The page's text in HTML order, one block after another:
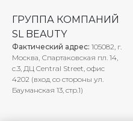
ГРУППА КОМПАНИЙ
SL BEAUTY
Фактический адрес: 105082, г.
Москва, Спартаковская пл. 14,
с.3, ДЦ Central Street, офис
4202 (вход со стороны ул.
Бауманская 13, стр.1)